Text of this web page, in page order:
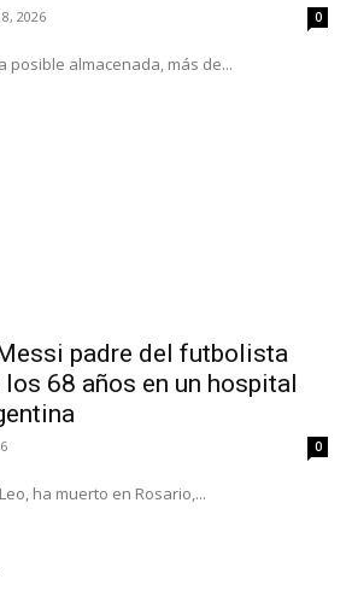
2026 0
posible almacenada, más de...
padre del futbolista
68 años en un hospital
0
ha muerto en Rosario,...